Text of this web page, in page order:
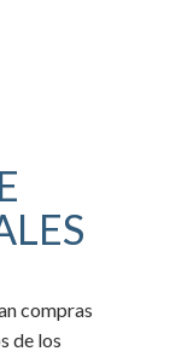
compras
de los